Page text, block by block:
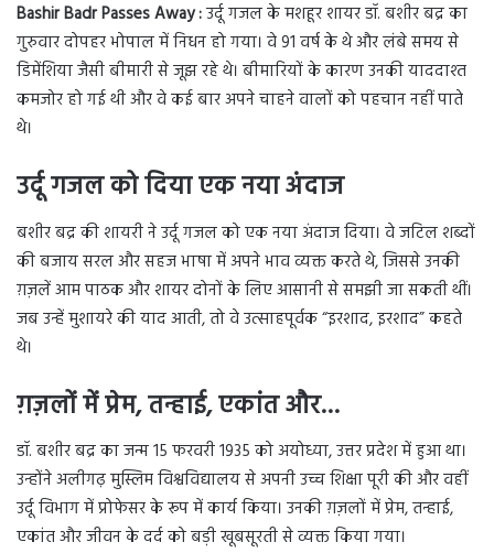
Bashir Badr Passes Away :उर्दू गजल के मशहूर शायर डॉ. बशीर बद्र का
गुरुवार दोपहर भोपाल में निधन हो गया। वे 91 वर्ष के थे और लंबे समय से
डिमेंशिया जैसी बीमारी से जूझ रहे थे। बीमारियों के कारण उनकी याददाश्त
कमजोर हो गई थी और वे कई बार अपने चाहने वालों को पहचान नहीं पाते
थे।
उर्दू गजल को दिया एक नया अंदाज
बशीर बद्र की शायरी ने उर्दू गजल को एक नया अंदाज दिया। वे जटिल शब्दों
की बजाय सरल और सहज भाषा में अपने भाव व्यक्त करते थे, जिससे उनकी
ग़ज़लें आम पाठक और शायर दोनों के लिए आसानी से समझी जा सकती थीं।
जब उन्हें मुशायरे की याद आती, तो वे उत्साहपूर्वक “इरशाद, इरशाद” कहते
थे।
ग़ज़लों में प्रेम, तन्हाई, एकांत और…
डॉ. बशीर बद्र का जन्म 15 फरवरी 1935 को अयोध्या, उत्तर प्रदेश में हुआ था।
उन्होंने अलीगढ़ मुस्लिम विश्वविद्यालय से अपनी उच्च शिक्षा पूरी की और वहीं
उर्दू विभाग में प्रोफेसर के रूप में कार्य किया। उनकी ग़ज़लों में प्रेम, तन्हाई,
एकांत और जीवन के दर्द को बड़ी खूबसूरती से व्यक्त किया गया।